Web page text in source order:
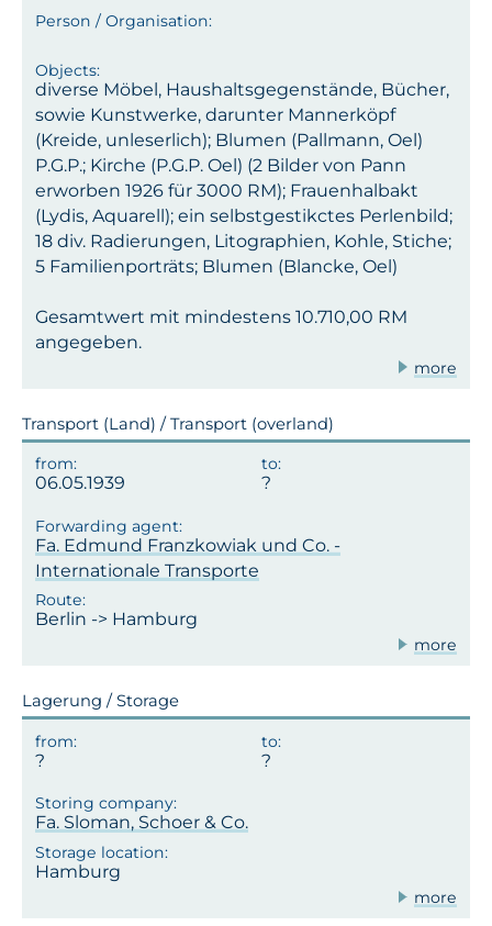
diverse Möbel, Haushaltsgegenstände, Bücher,
sowie Kunstwerke, darunter Mannerköpf
(Kreide, unleserlich); Blumen (Pallmann, Oel)
P.G.P.; Kirche (P.G.P. Oel) (2 Bilder von Pann
erworben 1926 für 3000 RM); Frauenhalbakt
(Lydis, Aquarell); ein selbstgestikctes Perlenbild;
18 div. Radierungen, Litographien, Kohle, Stiche;
5 Familienporträts; Blumen (Blancke, Oel)
Gesamtwert mit mindestens 10.710,00 RM
angegeben.
more
Transport (Land) / Transport (overland)
06.05.1939
Fa. Edmund Franzkowiak und Co. -
Internationale Transporte
Berlin -> Hamburg
more
Lagerung / Storage
Fa. Sloman, Schoer & Co.
Hamburg
more